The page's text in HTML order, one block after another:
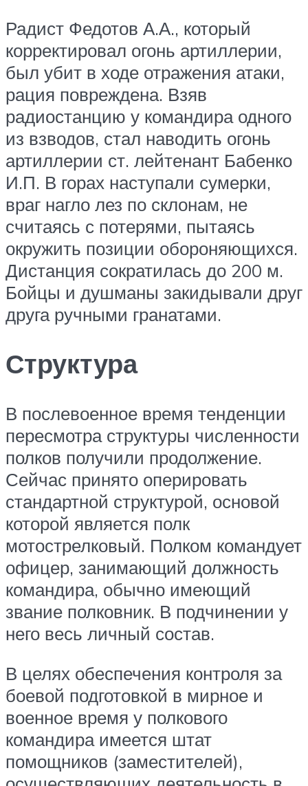
Радист Федотов А.А., который
корректировал огонь артиллерии,
был убит в ходе отражения атаки,
рация повреждена. Взяв
радиостанцию у командира одного
из взводов, стал наводить огонь
артиллерии ст. лейтенант Бабенко
И.П. В горах наступали сумерки,
враг нагло лез по склонам, не
считаясь с потерями, пытаясь
окружить позиции обороняющихся.
Дистанция сократилась до 200 м.
Бойцы и душманы закидывали друг
друга ручными гранатами.
Структура
В послевоенное время тенденции
пересмотра структуры численности
полков получили продолжение.
Сейчас принято оперировать
стандартной структурой, основой
которой является полк
мотострелковый. Полком командует
офицер, занимающий должность
командира, обычно имеющий
звание полковник. В подчинении у
него весь личный состав.
В целях обеспечения контроля за
боевой подготовкой в мирное и
военное время у полкового
командира имеется штат
помощников (заместителей),